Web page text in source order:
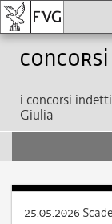
Concorsi
i concorsi
Giulia
25.05.2026